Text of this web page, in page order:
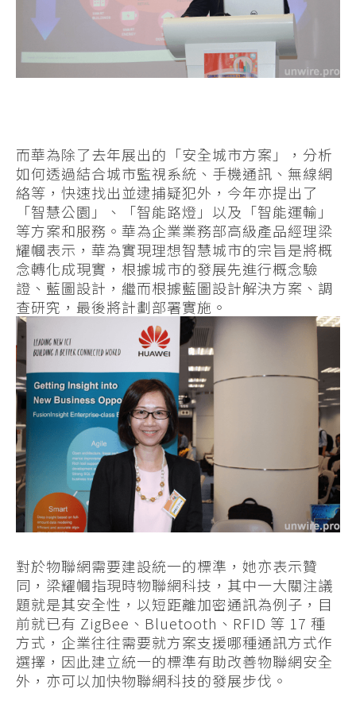
而華為除了去年展出的「安全城市方案」，分析
如何透過結合城市監視系統、手機通訊、無線網
絡等，快速找出並逮捕疑犯外，今年亦提出了
「智慧公園」、「智能路燈」以及「智能運輸」
等方案和服務。華為企業業務部高級產品經理梁
耀幗表示，華為實現理想智慧城市的宗旨是將概
念轉化成現實，根據城市的發展先進行概念驗
證、藍圖設計，繼而根據藍圖設計解決方案、調
查研究，最後將計劃部署實施。
對於物聯網需要建設統一的標準，她亦表示贊
同，梁耀幗指現時物聯網科技，其中一大關注議
題就是其安全性，以短距離加密通訊為例子，目
前就已有 ZigBee、Bluetooth、RFID 等 17 種
方式，企業往往需要就方案支援哪種通訊方式作
選擇，因此建立統一的標準有助改善物聯網安全
外，亦可以加快物聯網科技的發展步伐。